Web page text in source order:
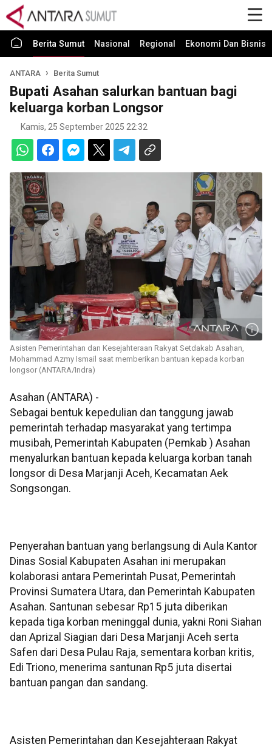
Berita Sumut Nasional Regional Ekonomi Dan Bisnis
ANTARA Berita Sumut
Bupati Asahan salurkan bantuan bagi
keluarga korban Longsor
Kamis, 25 September 2025 22:32
Asisten Pemerintahan dan Kesejahteraan Rakyat Setdakab Asahan,
Mohammad Azmy Ismail saat memberikan bantuan kepada korban
longsor (ANTARA/Indra)
Asahan (ANTARA) -
Sebagai bentuk kepedulian dan tanggung jawab
pemerintah terhadap masyarakat yang tertimpa
musibah, Pemerintah Kabupaten (Pemkab ) Asahan
menyalurkan bantuan kepada keluarga korban tanah
longsor di Desa Marjanji Aceh, Kecamatan Aek
Songsongan.
Penyerahan bantuan yang berlangsung di Aula Kantor
Dinas Sosial Kabupaten Asahan ini merupakan
kolaborasi antara Pemerintah Pusat, Pemerintah
Provinsi Sumatera Utara, dan Pemerintah Kabupaten
Asahan. Santunan sebesar Rp15 juta diberikan
kepada tiga korban meninggal dunia, yakni Roni Siahan
dan Aprizal Siagian dari Desa Marjanji Aceh serta
Safen dari Desa Pulau Raja, sementara korban kritis,
Edi Triono, menerima santunan Rp5 juta disertai
bantuan pangan dan sandang.
Asisten Pemerintahan dan Kesejahteraan Rakyat